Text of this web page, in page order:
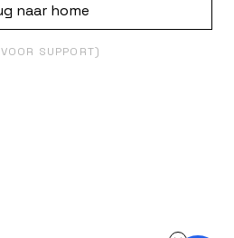
naar home
SUPPORT)